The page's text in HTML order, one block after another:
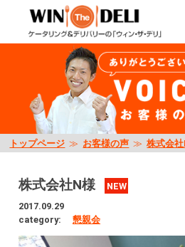
トップページ ≫ お客様の声 ≫株式会社
株式会社N様
NEW
2017.09.29
category:
懇親会